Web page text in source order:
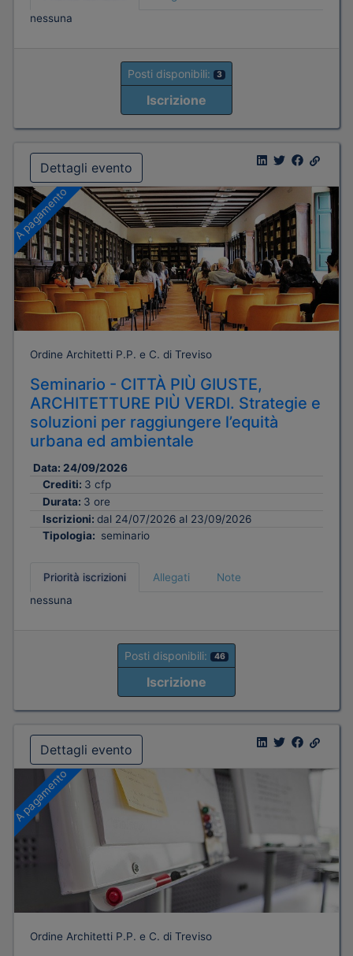
nessuna
Posti disponibili: 3
Iscrizione
Dettagli evento
A pagamento
Ordine Architetti P.P. e C. di Treviso
Seminario - CITTÀ PIÙ GIUSTE,
ARCHITETTURE PIÙ VERDI. Strategie e
soluzioni per raggiungere l’equità
urbana ed ambientale
Data: 24/09/2026
Crediti: 3 cfp
Durata: 3 ore
Iscrizioni: dal 24/07/2026 al 23/09/2026
Tipologia: seminario
Priorità iscrizioni Allegati
Note
nessuna
Posti disponibili: 46
Iscrizione
Dettagli evento
A pagamento
Ordine Architetti P.P. e C. di Treviso